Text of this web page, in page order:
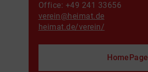
Office: +49 241 33656
verein@heimat.de
heimat.de/verein/
HomePage